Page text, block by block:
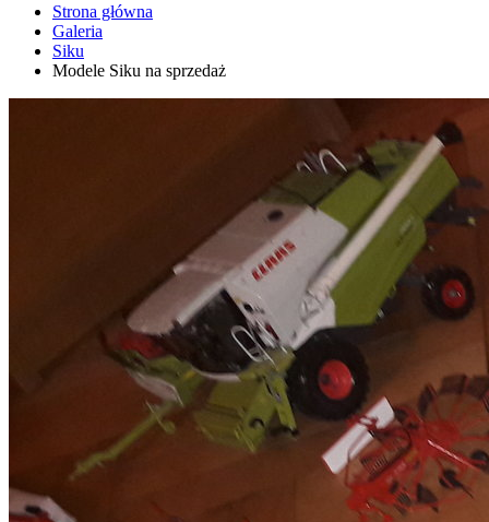
Strona główna
Galeria
Siku
Modele Siku na sprzedaż